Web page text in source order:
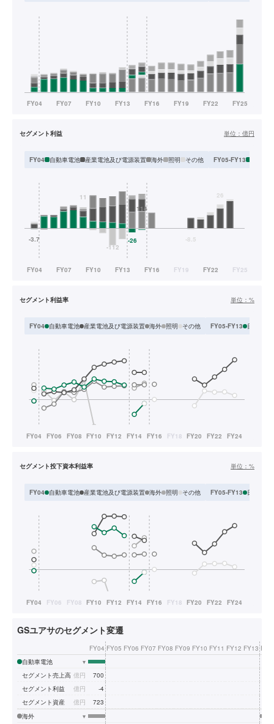
セグメント利益 単位： 億円
FY04 自動車電池 産業電池及び電源装置 海外 照明 その他 FY05-FY13
セグメント利益率 単位： %
FY04 自動車電池 産業電池及び電源装置 海外 照明 その他 FY05-FY13 日本
セグメント投下資本利益率 単位： %
FY04 自動車電池 産業電池及び電源装置 海外 照明 その他 FY05-FY13 日本
GSユアサのセグメント変遷
FY04 FY05 FY06 FY07 FY08 FY09 FY10 FY11 FY12 FY13
自動車電池
▾
セグメント売上高 億円
700
セグメント利益
億円
-4
セグメント資産
億円
723
海外
▾